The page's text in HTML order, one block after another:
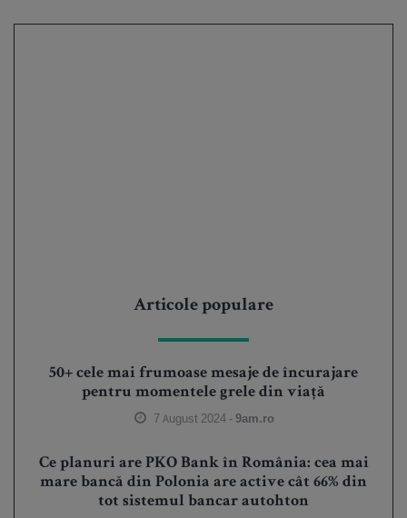
Articole populare
50+ cele mai frumoase mesaje de încurajare
pentru momentele grele din viață
7 August 2024 -9am.ro
Ce planuri are PKO Bank în România: cea mai
mare bancă din Polonia are active cât 66% din
tot sistemul bancar autohton